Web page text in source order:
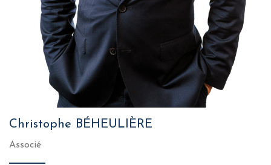
Christophe BÉHEULIÈRE
Associé